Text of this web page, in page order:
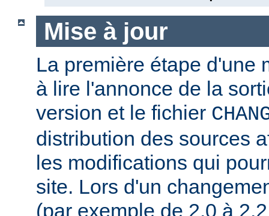
Mise à jour
La première étape d'une
à lire l'annonce de la
version et le fichier
distribution des sources
les modifications qui
site. Lors d'un
(par exemple de 2.0 à